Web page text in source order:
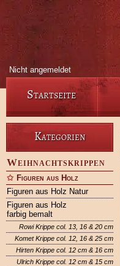
Nicht angemeldet
Startseite
Kategorien
Weihnachtskrippen
Figuren aus Holz
Figuren aus Holz Natur
Figuren aus Holz
farbig bemalt
Rowi Krippe col. 13, 16 & 20 cm
Komet Krippe col. 12, 16 & 25 cm
Hirten Krippe col. 12 cm & 16 cm
Ulrich Krippe col. 12 cm & 15 cm